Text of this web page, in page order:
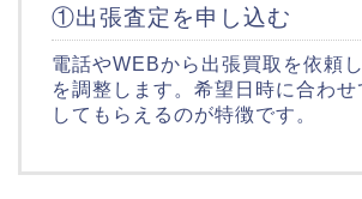
①出張査定を申し込む
電話やWEBから出張買取を依頼
を調整します。希望日時に合わ
してもらえるのが特徴です。